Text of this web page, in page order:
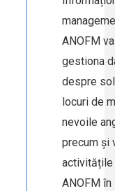
ANOFM
gestiona
despre
locuri de
nevoile
precum și
ANOFM